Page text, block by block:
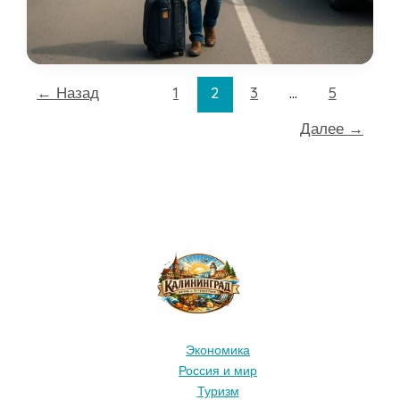
перемещаться
по
Калининградской
← Назад 1 2 3 …
5
Далее →
Экономика
Россия и мир
Туризм